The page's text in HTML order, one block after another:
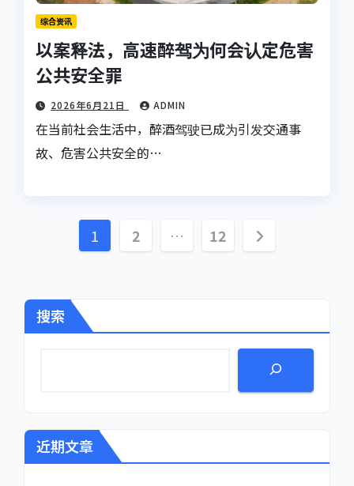
综合资讯
以案释法，高速醉驾为何会认定危害
公共安全罪
2026年6月21日 ADMIN
在当前社会生活中，醉酒驾驶已成为引发交通事
故、危害公共安全的…
文
分
页
1 2 … 12
搜索
近期文章